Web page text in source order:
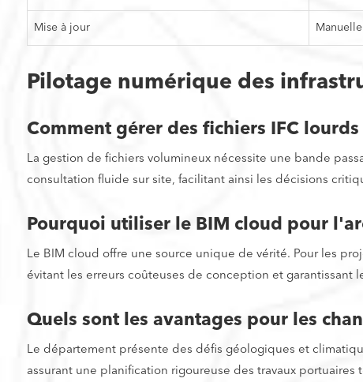
Mise à jour
Pilotage numérique des
Comment gérer des fichiers IFC
La gestion de fichiers volumineux nécessite une bande
consultation fluide sur site, facilitant ainsi les décisions
Pourquoi utiliser le BIM cloud pour
Le BIM cloud offre une source unique de vérité. Pour les
évitant les erreurs coûteuses de conception et
Quels sont les avantages pour les
Le département présente des défis géologiques et
assurant une planification rigoureuse des travaux